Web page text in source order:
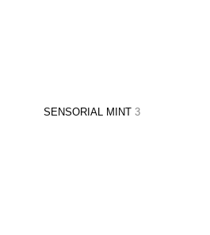
SENSORIAL MINT 3